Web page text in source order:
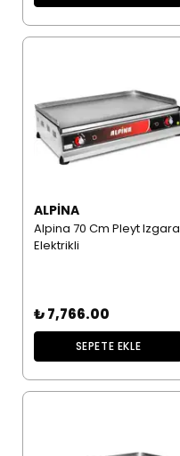
ALPINA
Alpina 70 Cm Pleyt Izgara
Elektrikli
₺ 7,766.00
SEPETE EKLE